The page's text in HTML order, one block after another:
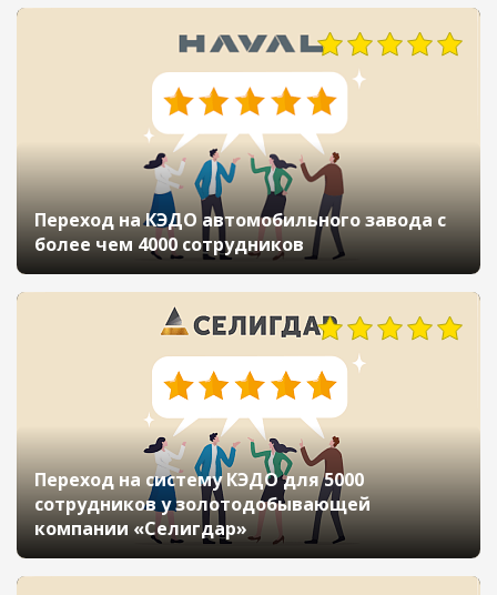
Переход на КЭДО автомобильного завода с
более чем 4000 сотрудников
Переход на систему КЭДО для 5000
сотрудников у золотодобывающей
компании «Селигдар»